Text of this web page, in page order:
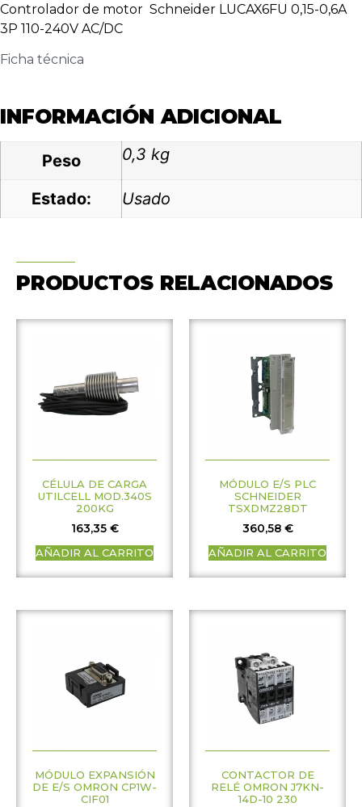
Controlador de motor Schneider LUCAX6FU 0,15-0,6A
3P 110-240V AC/DC
Ficha técnica
INFORMACIÓN ADICIONAL
Peso 0,3 kg
Estado: Usado
PRODUCTOS RELACIONADOS
CÉLULA DE CARGA
UTILCELL MOD.340S
200KG
163,35 €
AÑADIR AL CARRITO
MÓDULO E/S PLC
SCHNEIDER
TSXDMZ28DT
360,58 €
AÑADIR AL CARRITO
MÓDULO EXPANSIÓN
DE E/S OMRON CP1W-
CIF01
CONTACTOR DE
RELÉ OMRON J7KN-
14D-10 230